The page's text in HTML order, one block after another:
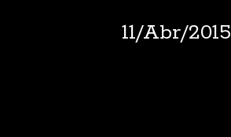
11/Abr/2015